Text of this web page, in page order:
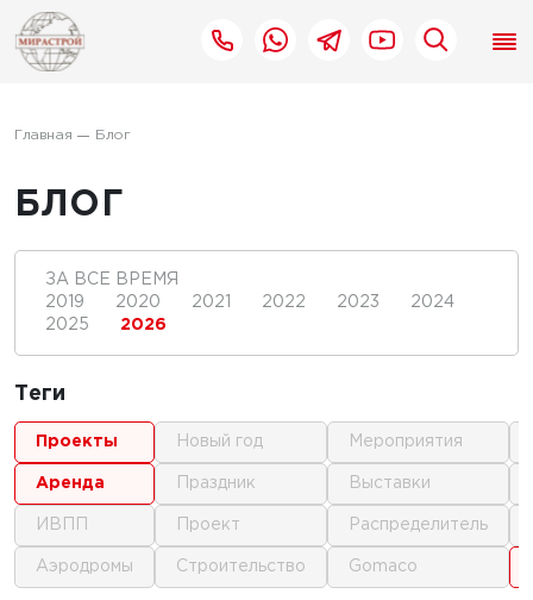
Главная Блог
БЛОГ
ЗА ВСЕ ВРЕМЯ
2019
2020 2021 2022 2023
2024
2025
2026
Теги
проекты
аренда
ИВПП
аэродромы
новый год
праздник
проект
строительство
мероприятия
выставки
распределитель
gomaco